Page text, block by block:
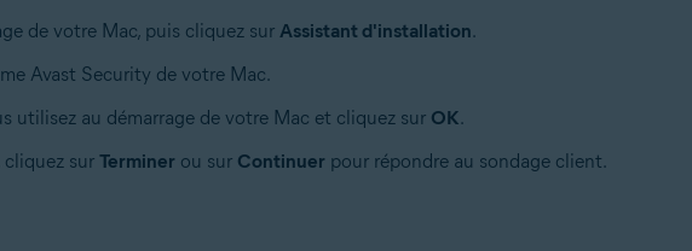
de votre Mac, puis cliquez sur Assistant d'installation.
Avast Security de votre Mac.
utilisez au démarrage de votre Mac et cliquez sur OK.
sur Terminer ou sur Continuer pour répondre au sondage client.